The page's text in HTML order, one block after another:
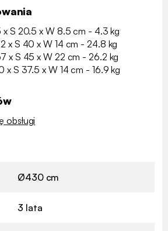
x S 20.5 x W 8.5 cm - 4.3 kg
x S 40 x W 14 cm - 24.8 kg
x S 45 x W 22 cm - 26.2 kg
x S 37.5 x W 14 cm - 16.9 kg
obsługi
Ø430 cm
3 lata